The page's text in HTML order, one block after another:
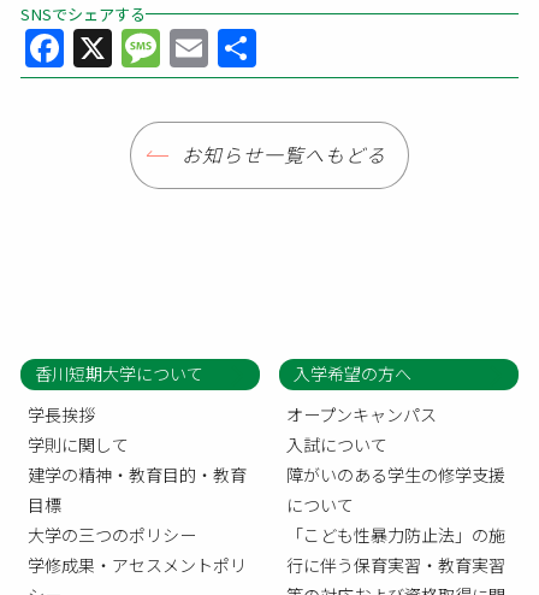
SNSでシェアする
Facebook
X Message
Email
有
お知らせ一覧へもどる
香川短期大学について
学長挨拶
学則に関して
建学の精神・教育目的・教育
目標
大学の三つのポリシー
学修成果・アセスメントポリ
入学希望の方へ
オープンキャンパス
入試について
障がいのある学生の修学支援
について
「こども性暴力防止法」の施
行に伴う保育実習・教育実習